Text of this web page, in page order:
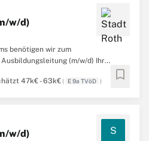
w/d)
benötigen wir zum
(m/w/d) Ihr
Koordination
der Ausbildungsberufe der
47k€ - 63k€( E 9a TVöD ) bookmark
w/d) S